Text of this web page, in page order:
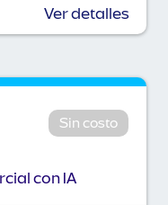
Ver detalles
Sin costo
con IA